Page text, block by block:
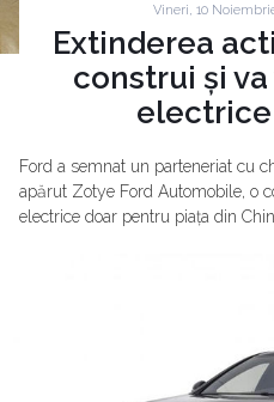
Vineri, 10 Noiembrie
Extinderea
construi și
electrice
Ford a semnat un parteneriat cu
apărut Zotye Ford Automobile, o
electrice doar pentru piața din